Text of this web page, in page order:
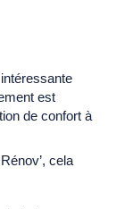
est
de confort à
cela